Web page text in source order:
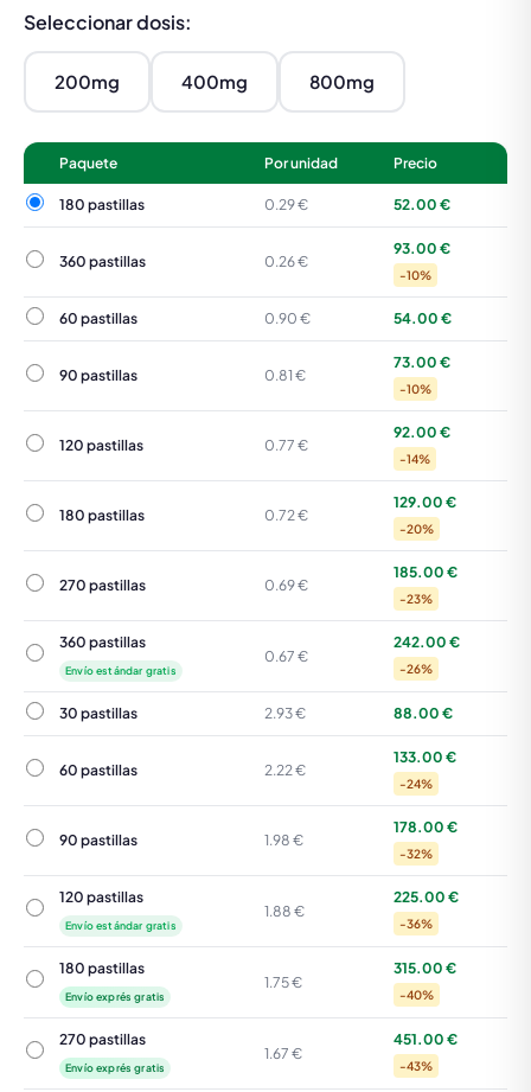
Seleccionar dosis:
200mg 400mg 800mg
Paquete Por unidad Precio
180 pastillas
180 pastillas 0.29 € 52.00 €
360 pastillas
360 pastillas 0.26 €
93.00 €
-10%
60 pastillas
60 pastillas 0.90 € 54.00 €
90 pastillas
90 pastillas 0.81 €
73.00 €
-10%
120 pastillas
120 pastillas 0.77 €
92.00 €
-14%
180 pastillas
180 pastillas 0.72 €
129.00 €
-20%
270 pastillas
270 pastillas 0.69 €
185.00 €
-23%
360 pastillas
360 pastillas
Envío estándar gratis
0.67 €
242.00 €
-26%
30 pastillas
30 pastillas 2.93 € 88.00 €
60 pastillas
60 pastillas 2.22 €
133.00 €
-24%
90 pastillas
90 pastillas 1.98 €
178.00 €
-32%
120 pastillas
120 pastillas
Envío estándar gratis
1.88 €
225.00 €
-36%
180 pastillas
180 pastillas
Envío exprés gratis
1.75 €
315.00 €
-40%
270 pastillas
270 pastillas
Envío exprés gratis
1.67 €
451.00 €
-43%